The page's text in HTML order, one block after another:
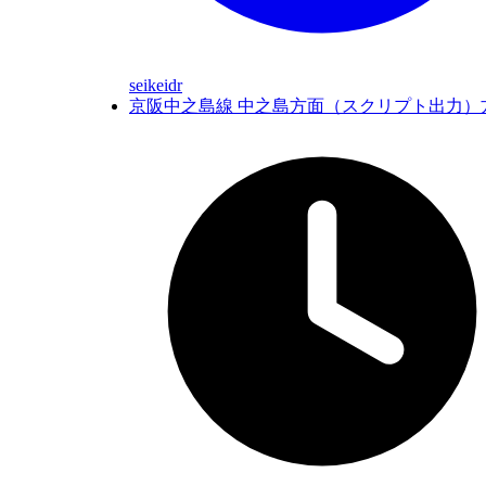
seikeidr
京阪中之島線 中之島方面（スクリプト出力）